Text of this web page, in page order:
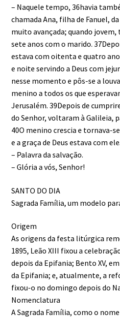
– Naquele tempo, 36havia
chamada Ana, filha de Fanuel,
muito avançada; quando jovem,
sete anos com o marido.
estava com oitenta e quatro
e noite servindo a Deus com
nesse momento e pôs-se a
menino a todos os que
Jerusalém. 39Depois de
do Senhor, voltaram à Galileia,
40O menino crescia e tornava-
e a graça de Deus estava com ele.
– Palavra da salvação.
– Glória a vós, Senhor!
SANTO DO DIA
Sagrada Família, um modelo
Origem
As origens da festa litúrgica
1895, Leão XIII fixou a
depois da Epifania; Bento XV,
da Epifania; e, atualmente, a
fixou-o no domingo depois do
Nomenclatura
A Sagrada Família, como o